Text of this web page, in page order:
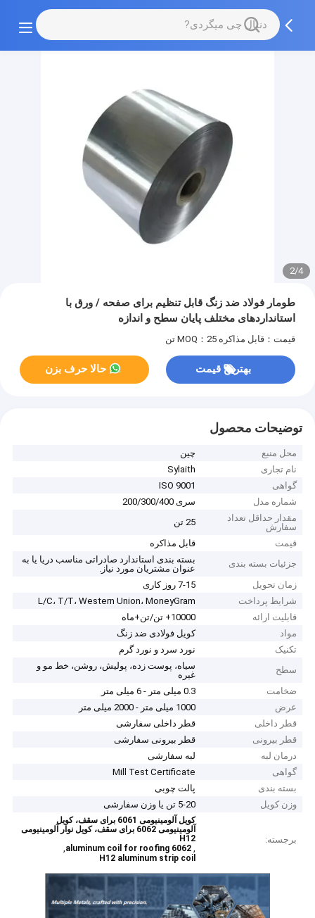
2/4
طومار فولاد ضد زنگ قابل تنظیم برای صفحه / ورق با
استانداردهای مختلف پایان سطح و اندازه
قیمت：قابل مذاکره MOQ：25 تن
بهترین قیمت حالا حرف بزن
توضیحات محصول
محل منبع
چین
نام تجاری
Sylaith
گواهی
ISO 9001
شماره مدل
سری 200/300/400
مقدار حداقل تعداد
سفارش
25 تن
قیمت
قابل مذاکره
جزئیات بسته بندی
بسته بندی استاندارد صادراتی مناسب دریا یا به
عنوان مشتریان مورد نیاز.
زمان تحویل
7-15 روز کاری
شرایط پرداخت
L/C، T/T، Western Union، MoneyGram
قابلیت ارائه
10000+ تن/تن+ماه
مواد
کویل فولادی ضد زنگ
تکنیک
نورد سرد و نورد گرم
سطح
سیاه، پوست زده، پولیش، روشن، خط مو و
غیره
ضخامت
0.3 میلی متر - 6 میلی متر
عرض
1000 میلی متر - 2000 میلی متر
قطر داخلی
قطر داخلی سفارشی
قطر بیرونی
قطر بیرونی سفارشی
درمان لبه
لبه سفارشی
گواهی
Mill Test Certificate
بسته بندی
پالت چوبی
وزن کویل
5-20 تن یا وزن سفارشی
برجسته:
کویل آلومینیومی 6061 برای سقف، کویل
آلومینیومی 6062 برای سقف، کویل نوار آلومینیومی
H12
,
6062 aluminum coil for roofing
,
H12 aluminum strip coil